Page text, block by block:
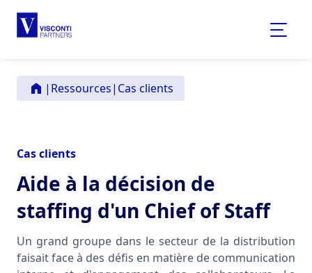
| Ressources| Cas clients
Cas clients
Aide à la décision de
staffing d'un Chief of Staff
Un grand groupe dans le secteur de la distribution
faisait face à des défis en matière de communication